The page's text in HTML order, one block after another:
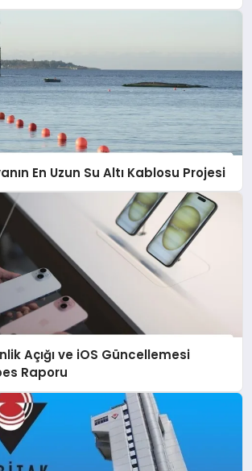
En Uzun Su Altı Kablosu Projesi
Açığı ve iOS Güncellemesi
Raporu